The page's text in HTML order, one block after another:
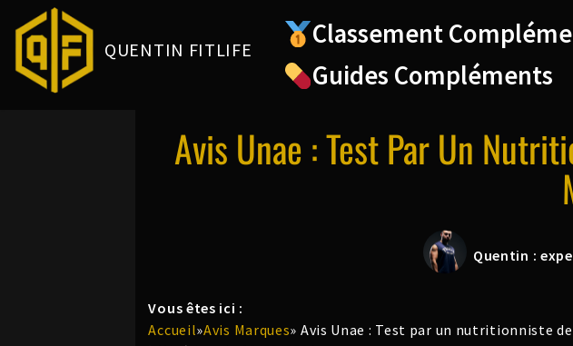
Aller
QUENTIN FITLIFE Classement
Guides Compléments
Avis Unae : Test Par Un
Quentin :
Vous êtes ici :
Accueil»Avis Marques» Avis Unae : Test par un nutritionniste